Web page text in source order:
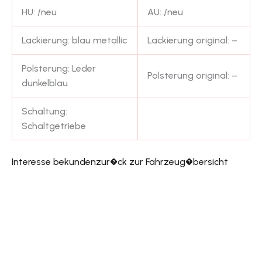
HU: /neu AU: /neu
Lackierung: blau metallic Lackierung original: –
Polsterung: Leder
dunkelblau
Polsterung original: –
Schaltung:
Schaltgetriebe
Interesse bekundenzur�ck zur Fahrzeug�bersicht